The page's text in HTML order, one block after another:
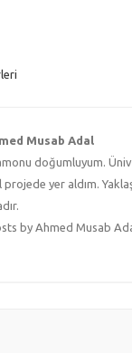
Musab Adal
doğumluyum.
yer aldım.
by Ahmed Musab